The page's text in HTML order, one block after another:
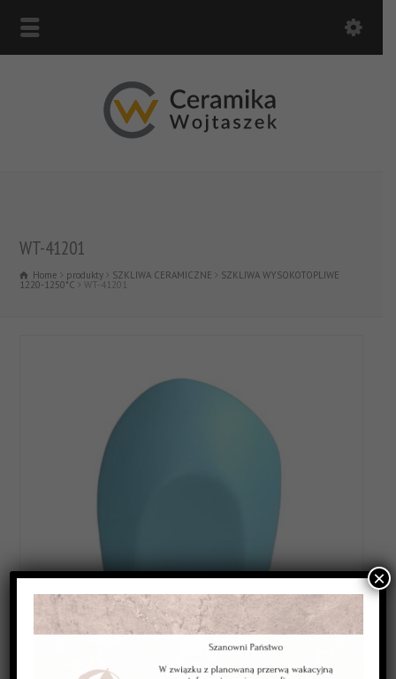
WT-41201
Home produkty SZKLIWA CERAMICZNE SZKLIWA WYSOKOTOPLIWE
1220-1250*C WT-41201
×